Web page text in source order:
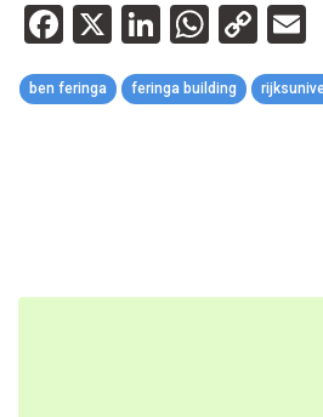
Facebook
X LinkedIn
Copy
ben feringa feringa building